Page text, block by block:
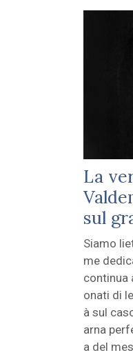
La
sul
Siamo
me
continua
onati di
à sul
arna
a del